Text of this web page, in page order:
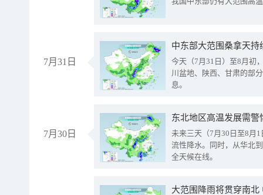
7月31日
中东部大范围桑拿天
今天（7月31日）至8月初
川盆地、陕西、甘肃的部
息。
7月30日
东北地区高温发展需
未来三天（7月30日至8月
流性降水。同时，从华北
全天候在线。
大范围降雨将贯穿南